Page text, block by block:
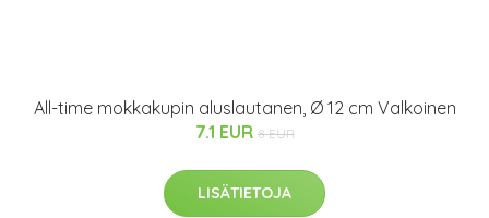
All-time mokkakupin aluslautanen, Ø 12 cm Valkoinen
7.1 EUR 8 EUR
LISÄTIETOJA